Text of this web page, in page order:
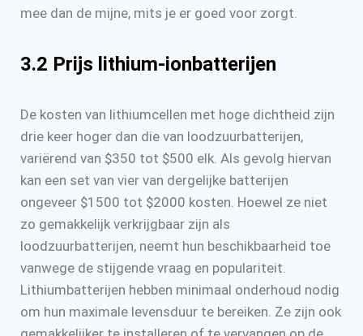
mee dan de mijne, mits je er goed voor zorgt.
3.2 Prijs lithium-ionbatterijen
De kosten van lithiumcellen met hoge dichtheid zijn
drie keer hoger dan die van loodzuurbatterijen,
variërend van $350 tot $500 elk. Als gevolg hiervan
kan een set van vier van dergelijke batterijen
ongeveer $1500 tot $2000 kosten. Hoewel ze niet
zo gemakkelijk verkrijgbaar zijn als
loodzuurbatterijen, neemt hun beschikbaarheid toe
vanwege de stijgende vraag en populariteit.
Lithiumbatterijen hebben minimaal onderhoud nodig
om hun maximale levensduur te bereiken. Ze zijn ook